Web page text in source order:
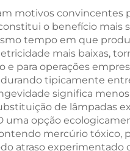
1600K
motivos
o benefício
tempo em que
mais baixas,
para operações
tipicamente
significa
de lâmpadas
uma opção
mercúrio tóxico,
atraso